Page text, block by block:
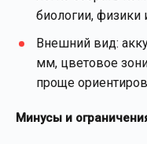
биологии, физики
Внешний вид:
мм, цветовое
проще
Минусы и